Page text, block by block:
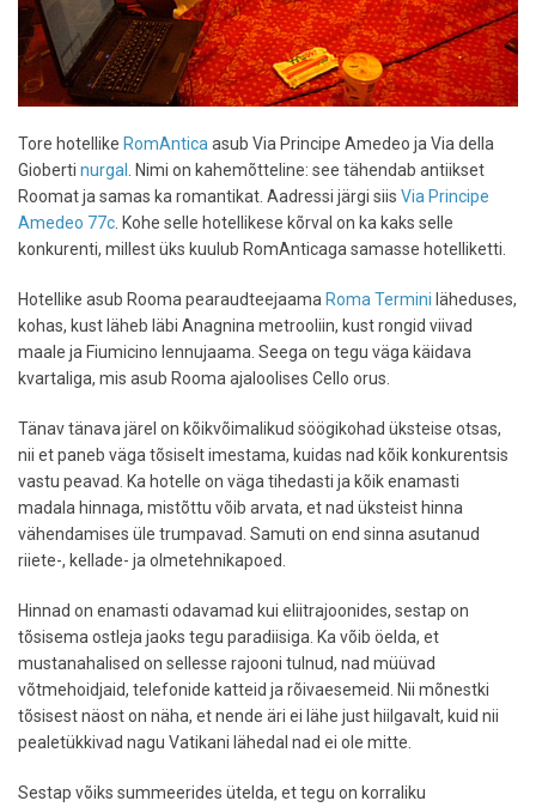
Tore hotellike RomAntica asub Via Principe Amedeo ja Via della
Gioberti nurgal
. Nimi on kahemõtteline: see tähendab antiikset
Roomat ja samas ka romantikat. Aadressi järgi siis Via Principe
Amedeo 77c . Kohe selle hotellikese kõrval on ka kaks selle
konkurenti, millest üks kuulub RomAnticaga samasse hotelliketti.
Hotellike asub Rooma pearaudteejaama Roma Termini läheduses,
kohas, kust läheb läbi Anagnina metrooliin, kust rongid viivad
maale ja Fiumicino lennujaama. Seega on tegu väga käidava
kvartaliga, mis asub Rooma ajaloolises Cello orus.
Tänav tänava järel on kõikvõimalikud söögikohad üksteise otsas,
nii et paneb väga tõsiselt imestama, kuidas nad kõik konkurentsis
vastu peavad. Ka hotelle on väga tihedasti ja kõik enamasti
madala hinnaga, mistõttu võib arvata, et nad üksteist hinna
vähendamises üle trumpavad. Samuti on end sinna asutanud
riiete-, kellade- ja olmetehnikapoed.
Hinnad on enamasti odavamad kui eliitrajoonides, sestap on
tõsisema ostleja jaoks tegu paradiisiga. Ka võib öelda, et
mustanahalised on sellesse rajooni tulnud, nad müüvad
võtmehoidjaid, telefonide katteid ja rõivaesemeid. Nii mõnestki
tõsisest näost on näha, et nende äri ei lähe just hiilgavalt, kuid nii
pealetükkivad nagu Vatikani lähedal nad ei ole mitte.
Sestap võiks summeerides ütelda, et tegu on korraliku